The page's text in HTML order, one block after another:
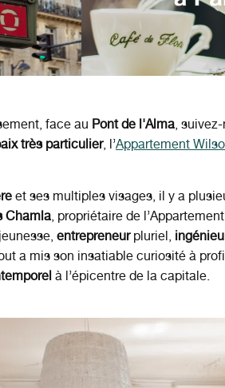
face au Pont de l'Alma,
très particulier, l’Appartement
et ses multiples visages, il y a
Chamla, propriétaire de
entrepreneurpluriel,
a mis son insatiable curiosité à
à l’épicentre de la capitale.